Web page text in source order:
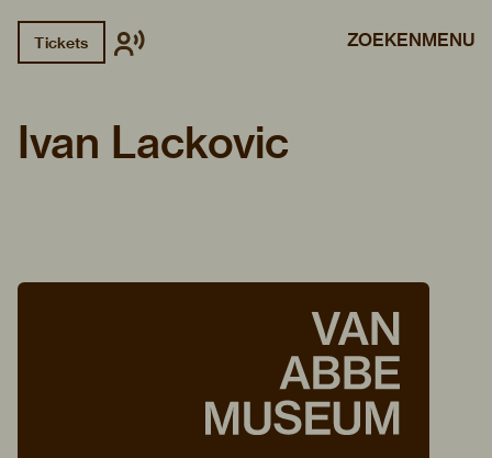
Tickets ZOEKENMENU
Ivan Lackovic